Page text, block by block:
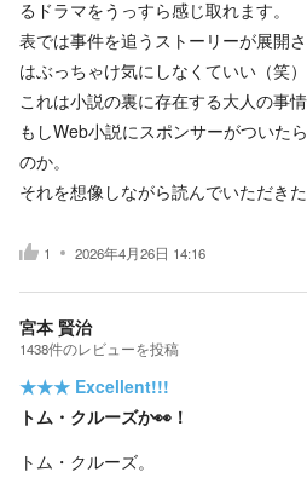
るドラマをうっすら感じ取れます。
表では事件を追うストーリーが展開
はぶっちゃけ気にしなくていい（笑）
これは小説の裏に存在する大人の事
もしWeb小説にスポンサーがついた
のか。
それを想像しながら読んでいただき
1 2026年4月26日 14:16
宮本 賢治
1438件のレビューを投稿
★★★ Excellent!!!
トム・クルーズか👀！
トム・クルーズ。